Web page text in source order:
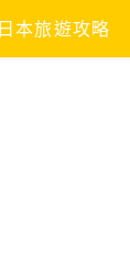
日本旅遊攻略